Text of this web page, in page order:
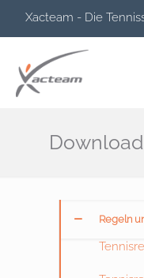
Xacteam - Die
Download
Regeln